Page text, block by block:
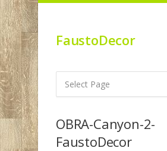
FaustoDecor
OBRA-Canyon-2-
FaustoDecor